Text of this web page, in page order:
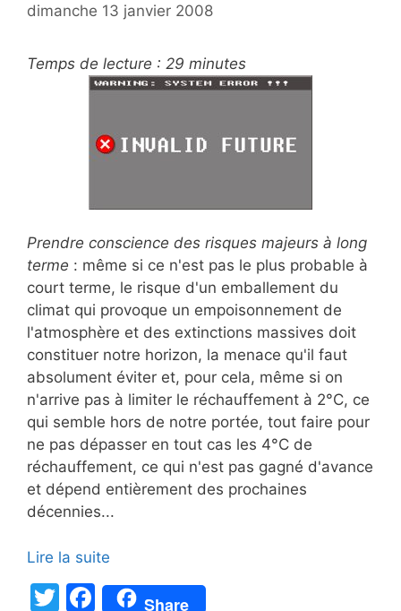
dimanche 13 janvier 2008
Temps de lecture : 29 minutes
Prendre conscience des risques majeurs à long
terme : même si ce n'est pas le plus probable à
court terme, le risque d'un emballement du
climat qui provoque un empoisonnement de
l'atmosphère et des extinctions massives doit
constituer notre horizon, la menace qu'il faut
absolument éviter et, pour cela, même si on
n'arrive pas à limiter le réchauffement à 2°C, ce
qui semble hors de notre portée, tout faire pour
ne pas dépasser en tout cas les 4°C de
réchauffement, ce qui n'est pas gagné d'avance
et dépend entièrement des prochaines
décennies...
Lire la suite
T
F
Share